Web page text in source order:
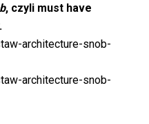
, czyli must have
architecture-snob-
architecture-snob-